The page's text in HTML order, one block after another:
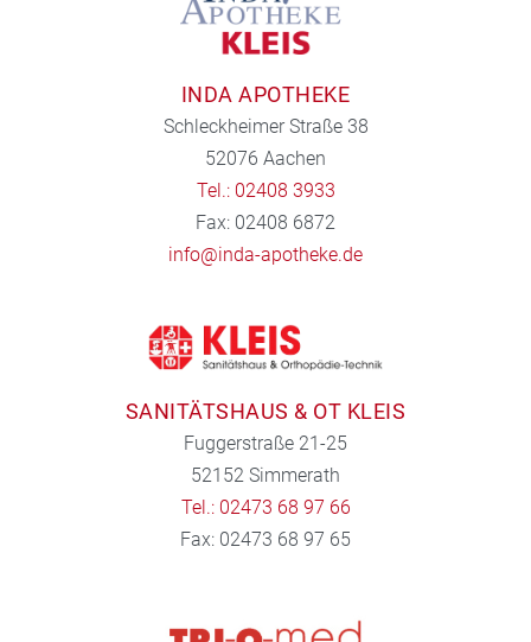
INDA APOTHEKE
Schleckheimer Straße 38
52076 Aachen
Tel.: 02408 3933
Fax: 02408 6872
info@inda-apotheke.de
SANITÄTSHAUS & OT KLEIS
Fuggerstraße 21-25
52152 Simmerath
Tel.: 02473 68 97 66
Fax: 02473 68 97 65